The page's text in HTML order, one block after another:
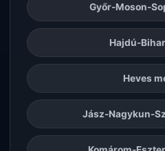
Győr-Moson-
Hajdú-
Heves
Jász-Nagykun-